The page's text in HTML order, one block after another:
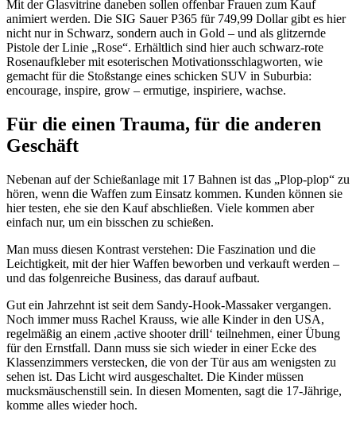
Mit der Glasvitrine daneben sollen offenbar Frauen zum Kauf
animiert werden. Die SIG Sauer P365 für 749,99 Dollar gibt es hier
nicht nur in Schwarz, sondern auch in Gold – und als glitzernde
Pistole der Linie „Rose“. Erhältlich sind hier auch schwarz-rote
Rosenaufkleber mit esoterischen Motivationsschlagworten, wie
gemacht für die Stoßstange eines schicken SUV in Suburbia:
encourage, inspire, grow – ermutige, inspiriere, wachse.
Für die einen Trauma, für die anderen
Geschäft
Nebenan auf der Schießanlage mit 17 Bahnen ist das „Plop-plop“ zu
hören, wenn die Waffen zum Einsatz kommen. Kunden können sie
hier testen, ehe sie den Kauf abschließen. Viele kommen aber
einfach nur, um ein bisschen zu schießen.
Man muss diesen Kontrast verstehen: Die Faszination und die
Leichtigkeit, mit der hier Waffen beworben und verkauft werden –
und das folgenreiche Business, das darauf aufbaut.
Gut ein Jahrzehnt ist seit dem Sandy-Hook-Massaker vergangen.
Noch immer muss Rachel Krauss, wie alle Kinder in den USA,
regelmäßig an einem ,active shooter drill‘ teilnehmen, einer Übung
für den Ernstfall. Dann muss sie sich wieder in einer Ecke des
Klassenzimmers verstecken, die von der Tür aus am wenigsten zu
sehen ist. Das Licht wird ausgeschaltet. Die Kinder müssen
mucksmäuschenstill sein. In diesen Momenten, sagt die 17-Jährige,
komme alles wieder hoch.